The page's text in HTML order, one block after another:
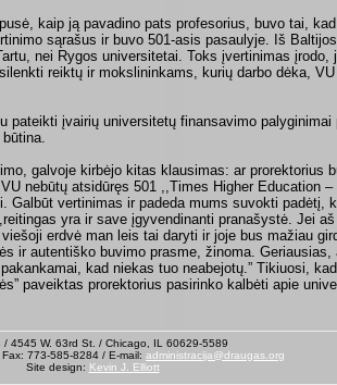
kaip ją pavadino pats profesorius, buvo tai,
sąrašus ir buvo 501-asis pasaulyje. Iš
nei Rygos universitetai. Toks įvertinimas įrodo,
reiktų ir mokslininkams, kurių darbo dėka,
pateikti įvairių universitetų finansavimo
galvoje kirbėjo kitas klausimas: ar prorektorius
nebūtų atsidūręs 501 ,,Times Higher Education –
Galbūt vertinimas ir padeda mums suvokti padėtį,
yra ir save įgyvendinanti pranašystė. Jei
erdvė man leis tai daryti ir joje bus mažiau
ir autentiško buvimo prasme, žinoma.
kad niekas tuo neabejotų.” Tikiuosi,
paveiktas prorektorius pasirinko kalbėti apie
/ 4545 W. 63rd St. / Chicago, IL 60629-5589
773-585-8284 / E-mail: administracija@draugas.org
Site design: Kevin J. Elliott